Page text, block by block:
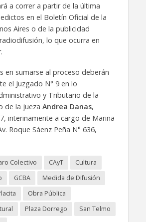
a correr a partir de la última
en el Boletín Oficial de la
Aires o de la publicidad
lo que ocurra en
en sumarse al proceso deberán
el Juzgado N° 9 en lo
y Tributario de la
de la jueza Andrea Danas,
interinamente a cargo de Marina
Roque Sáenz Peña N° 636,
Colectivo CAyT
Cultura
GCBA
Medida de Difusión
Obra Pública
Plaza Dorrego
San Telmo